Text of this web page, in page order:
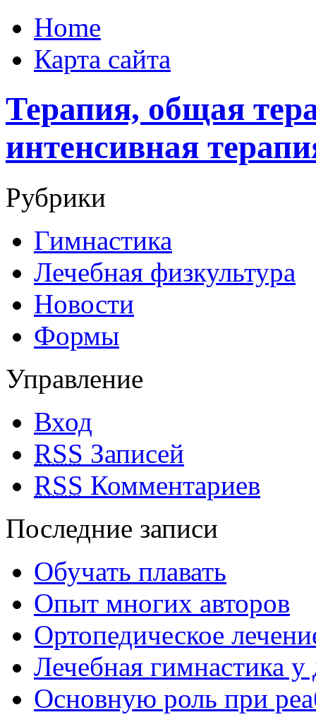
Home
Карта сайта
Терапия, общая
интенсивная
Рубрики
Гимнастика
Лечебная физкультура
Новости
Формы
Управление
Вход
RSS Записей
RSS Комментариев
Последние записи
Обучать плавать
Опыт многих авторов
Ортопедическое
Лечебная гимнастика
Основную роль при